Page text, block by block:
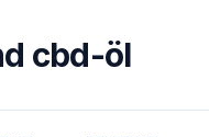
cbd-öl